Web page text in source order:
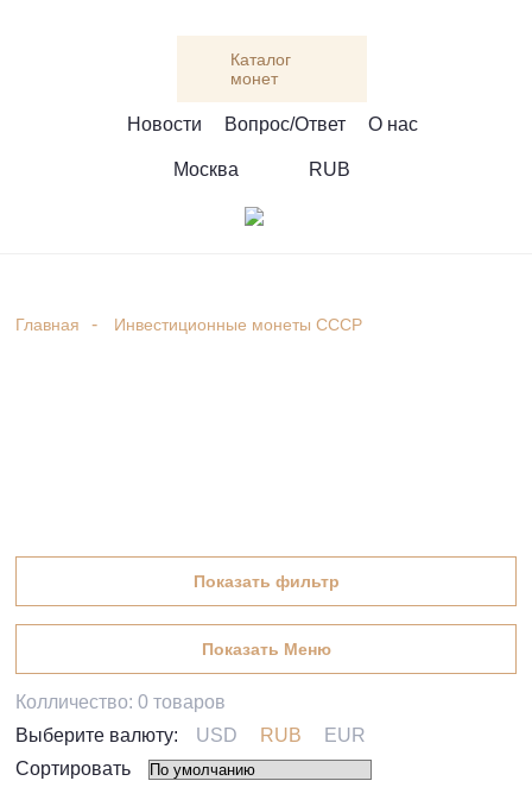
Каталог
монет
Новости Вопрос/Ответ О нас
Москва RUB
Главная Инвестиционные монеты СССР
Показать фильтр
Показать Меню
Колличество:0 товаров
Выберите валюту:
USD RUB
EUR
Сортировать